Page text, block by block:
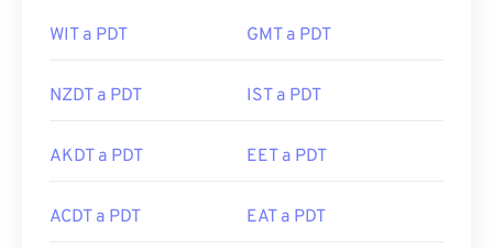
WIT a PDT GMT a PDT
NZDT a PDT IST a PDT
AKDT a PDT EET a PDT
ACDT a PDT EAT a PDT